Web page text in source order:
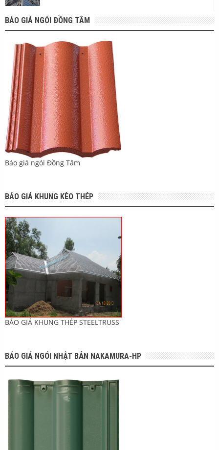
BÁO GIÁ NGÓI ĐỒNG TÂM
Báo giá ngói Đồng Tâm
BÁO GIÁ KHUNG KÈO THÉP
BÁO GIÁ KHUNG THÉP STEELTRUSS
BÁO GIÁ NGÓI NHẬT BẢN NAKAMURA-HP